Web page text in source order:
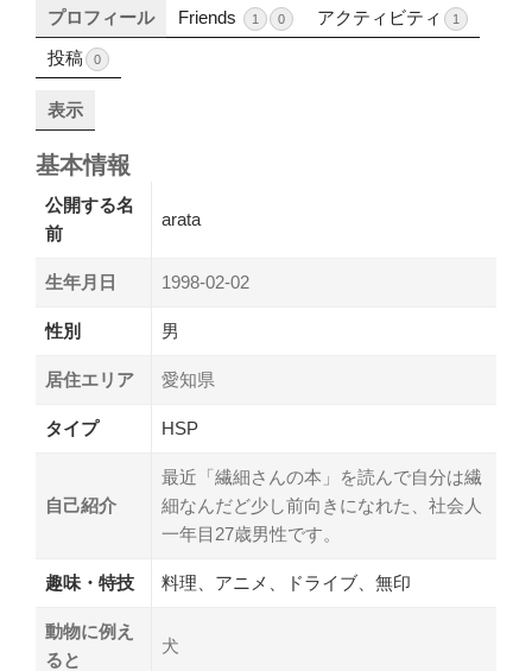
プロフィール Friends 1 0 アクティビティ 1
投稿 0
表示
基本情報
公開する名
前
arata
生年月日 1998-02-02
性別 男
居住エリア 愛知県
タイプ HSP
自己紹介
最近「繊細さんの本」を読んで自分は繊
細なんだど少し前向きになれた、社会人
一年目27歳男性です。
趣味・特技 料理、アニメ、ドライブ、無印
動物に例え
ると
犬